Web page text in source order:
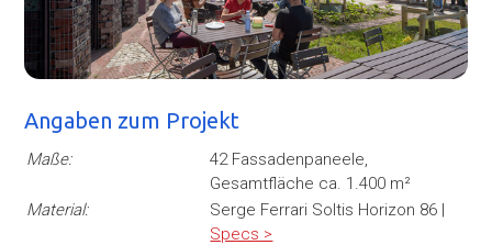
Angaben zum Projekt
Maße:
42 Fassadenpaneele,
Gesamtfläche ca. 1.400 m²
Material:
Serge Ferrari Soltis Horizon 86 |
Specs >